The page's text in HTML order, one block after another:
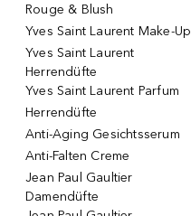
Rouge & Blush
Yves Saint Laurent Make-Up
Yves Saint Laurent
Herrendüfte
Yves Saint Laurent Parfum
Herrendüfte
Anti-Aging Gesichtsserum
Anti-Falten Creme
Jean Paul Gaultier
Damendüfte